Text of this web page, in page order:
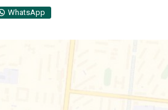
WhatsApp